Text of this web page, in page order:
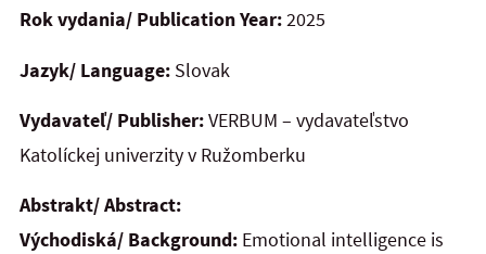
Rok vydania/ Publication Year:2025
Jazyk/ Language: Slovak
Vydavateľ/ Publisher:VERBUM – vydavateľstvo
Katolíckej univerzity v Ružomberku
Abstrakt/ Abstract:
Východiská/ Background: Emotional intelligence is